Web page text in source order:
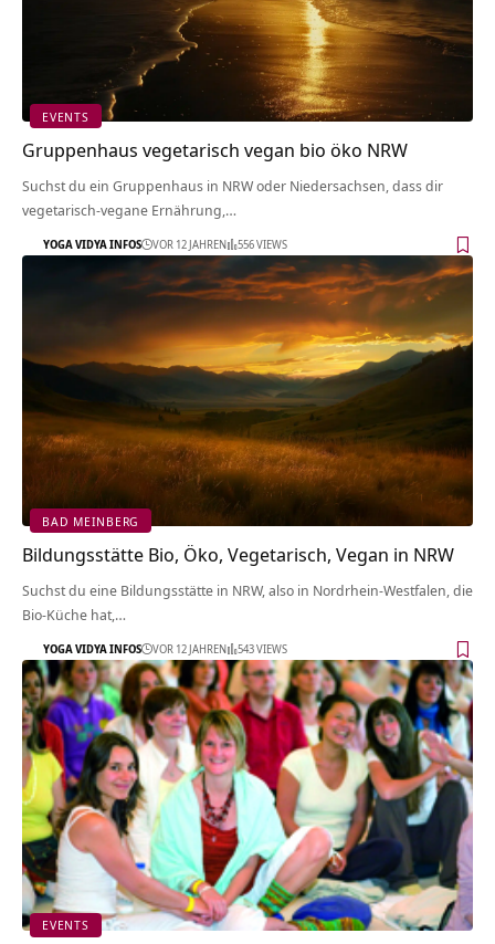
EVENTS
Gruppenhaus vegetarisch vegan bio öko NRW
Suchst du ein Gruppenhaus in NRW oder Niedersachsen, dass dir
vegetarisch-vegane Ernährung,…
YOGA VIDYA INFOS VOR 12 JAHREN 556 VIEWS
BAD MEINBERG
Bildungsstätte Bio, Öko, Vegetarisch, Vegan in NRW
Suchst du eine Bildungsstätte in NRW, also in Nordrhein-Westfalen, die
Bio-Küche hat,…
YOGA VIDYA INFOS VOR 12 JAHREN 543 VIEWS
EVENTS